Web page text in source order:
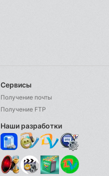
Сервисы
Получение почты
Получение FTP
Наши разработки